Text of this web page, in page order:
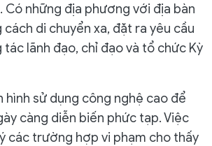
Có những địa phương với địa bàn
di chuyển xa, đặt ra yêu cầu
lãnh đạo, chỉ đạo và tổ chức Kỳ
hình sử dụng công nghệ cao để
càng diễn biến phức tạp. Việc
các trường hợp vi phạm cho thấy